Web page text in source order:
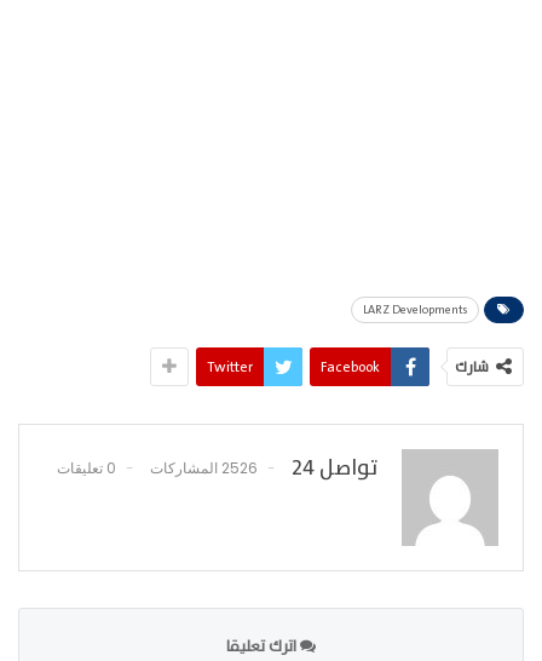
LARZ Developments
شارك Facebook
Twitter
تواصل 24 2526 المشاركات 0 تعليقات
اترك تعليقا